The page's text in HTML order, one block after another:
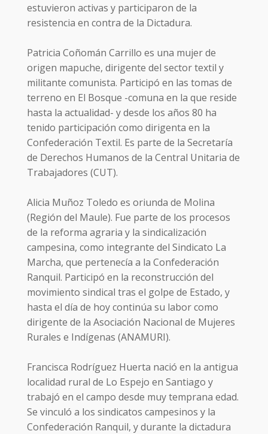
estuvieron activas y participaron de la
resistencia en contra de la Dictadura.
Patricia Coñomán Carrillo es una mujer de
origen mapuche, dirigente del sector textil y
militante comunista. Participó en las tomas de
terreno en El Bosque -comuna en la que reside
hasta la actualidad- y desde los años 80 ha
tenido participación como dirigenta en la
Confederación Textil. Es parte de la Secretaría
de Derechos Humanos de la Central Unitaria de
Trabajadores (CUT).
Alicia Muñoz Toledo es oriunda de Molina
(Región del Maule). Fue parte de los procesos
de la reforma agraria y la sindicalización
campesina, como integrante del Sindicato La
Marcha, que pertenecía a la Confederación
Ranquil. Participó en la reconstrucción del
movimiento sindical tras el golpe de Estado, y
hasta el día de hoy continúa su labor como
dirigente de la Asociación Nacional de Mujeres
Rurales e Indígenas (ANAMURI).
Francisca Rodríguez Huerta nació en la antigua
localidad rural de Lo Espejo en Santiago y
trabajó en el campo desde muy temprana edad.
Se vinculó a los sindicatos campesinos y la
Confederación Ranquil, y durante la dictadura